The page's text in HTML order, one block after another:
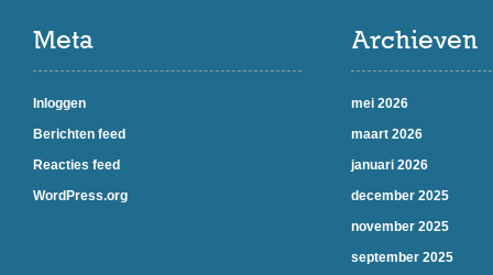
Meta
Inloggen
Berichten feed
Reacties feed
WordPress.org
Archieven
mei 2026
maart 2026
januari 2026
december 2025
november 2025
september 2025